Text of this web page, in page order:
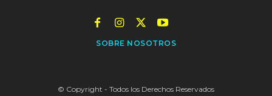
SOBRE NOSOTROS
© Copyright - Todos los Derechos Reservados